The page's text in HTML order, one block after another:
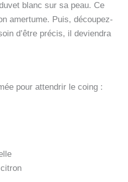
blanc sur sa peau. Ce
amertume. Puis, découpez-
d’être précis, il deviendra
pour attendrir le coing :